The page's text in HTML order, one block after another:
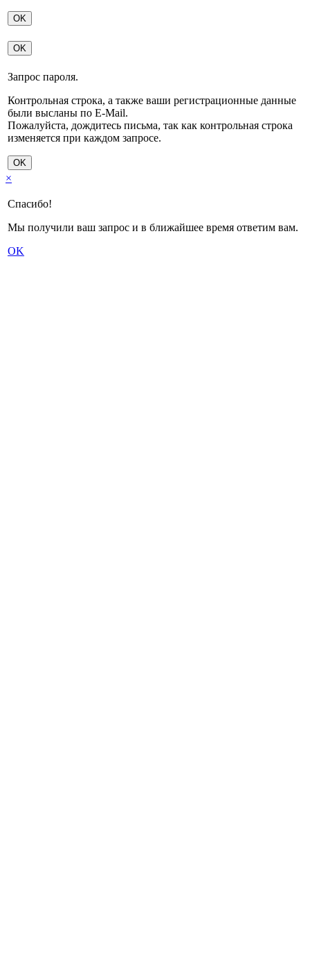
OK
OK
Запрос пароля.
Контрольная строка, а также ваши регистрационные данные
были высланы по E-Mail.
Пожалуйста, дождитесь письма, так как контрольная строка
изменяется при каждом запросе.
OK
×
Спасибо!
Мы получили ваш запрос и в ближайшее время ответим вам.
OK